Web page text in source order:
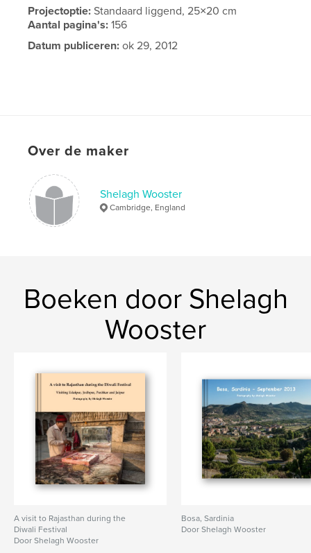
Projectoptie:Standaard liggend, 25×20 cm
Aantal pagina's:156
Datum publiceren: ok 29, 2012
Over de maker
Shelagh Wooster
Cambridge, England
Boeken door Shelagh
Wooster
A visit to Rajasthan during the
Diwali Festival
Door Shelagh Wooster
Bosa, Sardinia
Door Shelagh Wooster